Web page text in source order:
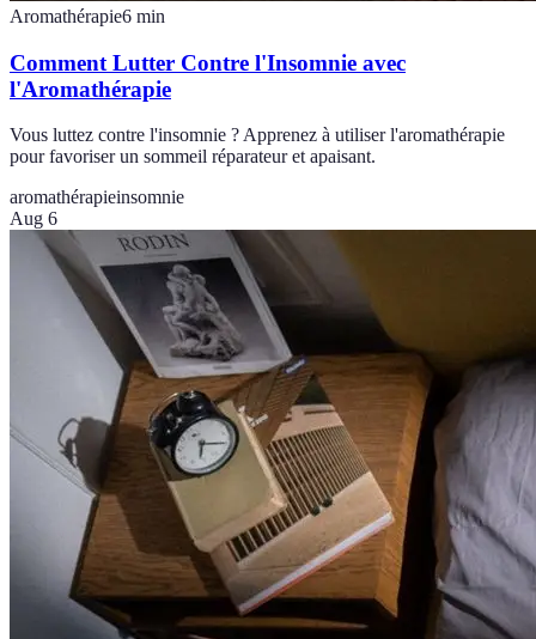
Aromathérapie6 min
Comment Lutter Contre l'Insomnie avec
l'Aromathérapie
Vous luttez contre l'insomnie ? Apprenez à utiliser l'aromathérapie
pour favoriser un sommeil réparateur et apaisant.
aromathérapieinsomnie
Aug 6